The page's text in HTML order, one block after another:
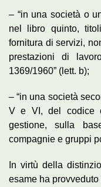
– “in una società o
nel libro quinto,
fornitura di servizi,
prestazioni di
1369/1960” (lett. b);
– “in una società
V e VI, del codice
gestione, sulla
compagnie e gruppi
In virtù della
esame ha